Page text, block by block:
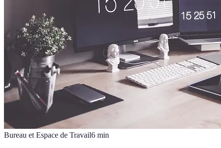
Bureau et Espace de Travail6 min